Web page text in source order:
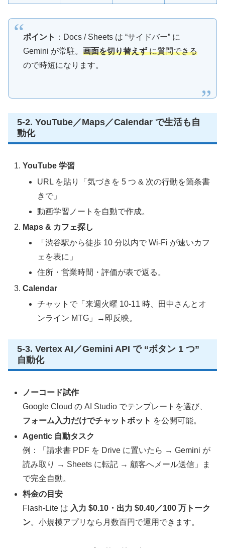
ポイント ：Docs / Sheets は “サイドバー” に
Gemini が常駐。 画面を切り替えずに質問できる
ので時短になります。
5‑2. YouTube／Maps／Calendar で生活も自
動化
YouTube 学習
URL を貼り「気づきを 5 つ & 次の行動を箇条書
きで」
動画学習ノートを自動で作成。
Maps & カフェ探し
「渋谷駅から徒歩 10 分以内で Wi‑Fi が速いカフ
ェを表に」
住所・営業時間・評価が表で返る。
Calendar
チャットで「来週火曜 10‑11 時、田中さんとオ
ンライン MTG」→即反映。
5‑3. Vertex AI／Gemini API で “ボタン 1 つ”
自動化
ノーコード試作
Google Cloud の AI Studio でテンプレートを選び、
フォーム入力だけでチャットボット を公開可能。
Agentic 自動タスク
例：「請求書 PDF を Drive に置いたら → Gemini が
読み取り → Sheets に転記 → 顧客へメール送信」ま
で完全自動。
料金の目安
Flash‑Lite は 入力 $0.10・出力 $0.40／100 万トーク
ン。小規模アプリなら月数百円で運用できます。